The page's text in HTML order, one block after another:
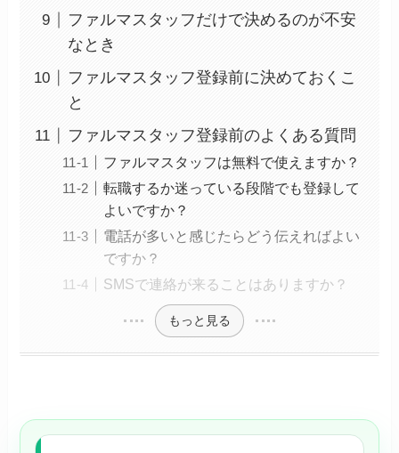
ファルマスタッフだけで決めるのが不安
なとき
ファルマスタッフ登録前に決めておくこ
と
ファルマスタッフ登録前のよくある質問
ファルマスタッフは無料で使えますか？
転職するか迷っている段階でも登録して
よいですか？
電話が多いと感じたらどう伝えればよい
ですか？
SMSで連絡が来ることはありますか？
もっと見る